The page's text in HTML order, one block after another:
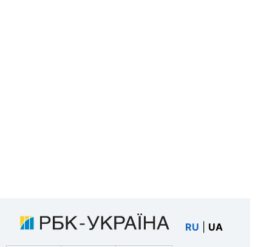
RU UA